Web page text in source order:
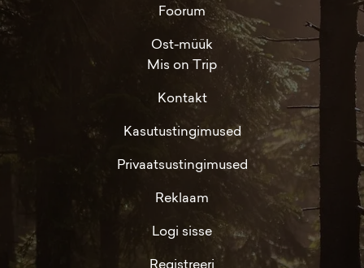
Foorum
Ost-müük
Mis on Trip
Kontakt
Kasutustingimused
Privaatsustingimused
Reklaam
Logi sisse
Registreeri